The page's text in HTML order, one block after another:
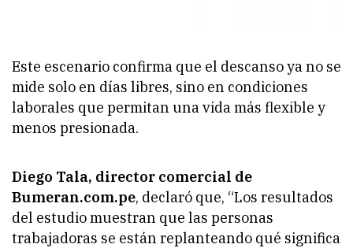
Este escenario confirma que el descanso ya no se
mide solo en días libres, sino en condiciones
laborales que permitan una vida más flexible y
menos presionada.
Diego Tala, director comercial de
Bumeran.com.pe, declaró que, “Los resultados
del estudio muestran que las personas
trabajadoras se están replanteando qué significa